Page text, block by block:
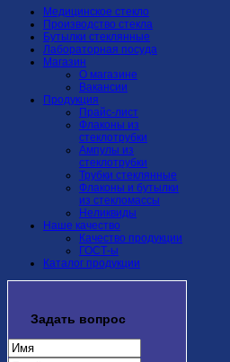
Медицинское стекло
Производство стекла
Бутылки стеклянные
Лабораторная посуда
Магазин
О магазине
Вакансии
Продукция
Прайс-лист
Флаконы из
стеклотрубки
Ампулы из
стеклотрубки
Трубки стеклянные
Флаконы и бутылки
из стекломассы
Неликвиды
Наше качество
Качество продукции
ГОСТ-ы
Каталог продукции
Задать вопрос